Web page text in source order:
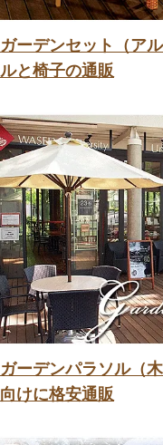
ガーデンセット（ア
ルと椅子の通販
ガーデンパラソル（
向けに格安通販